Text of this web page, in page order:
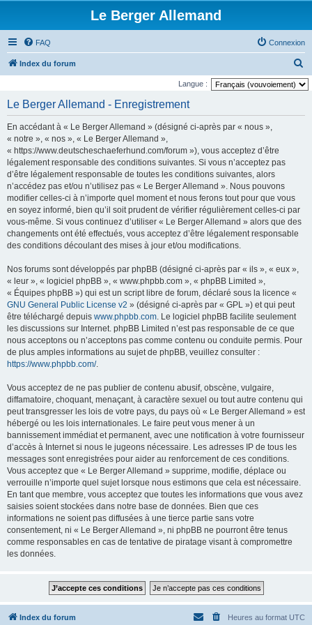
Le Berger Allemand
FAQ Connexion
Index du forum
e
Langue :
Le Berger Allemand - Enregistrement
En accédant à « Le Berger Allemand » (désigné ci-après par « nous »,
« notre », « nos », « Le Berger Allemand »,
« https://www.deutscheschaeferhund.com/forum »), vous acceptez d’être
légalement responsable des conditions suivantes. Si vous n’acceptez pas
d’être légalement responsable de toutes les conditions suivantes, alors
n’accédez pas et/ou n’utilisez pas « Le Berger Allemand ». Nous pouvons
modifier celles-ci à n’importe quel moment et nous ferons tout pour que vous
en soyez informé, bien qu’il soit prudent de vérifier régulièrement celles-ci par
vous-même. Si vous continuez d’utiliser « Le Berger Allemand » alors que des
changements ont été effectués, vous acceptez d’être légalement responsable
des conditions découlant des mises à jour et/ou modifications.
Nos forums sont développés par phpBB (désigné ci-après par « ils », « eux »,
« leur », « logiciel phpBB », « www.phpbb.com », « phpBB Limited »,
« Équipes phpBB ») qui est un script libre de forum, déclaré sous la licence «
GNU General Public License v2 » (désigné ci-après par « GPL ») et qui peut
être téléchargé depuis www.phpbb.com. Le logiciel phpBB facilite seulement
les discussions sur Internet. phpBB Limited n’est pas responsable de ce que
nous acceptons ou n’acceptons pas comme contenu ou conduite permis. Pour
de plus amples informations au sujet de phpBB, veuillez consulter :
https://www.phpbb.com/.
Vous acceptez de ne pas publier de contenu abusif, obscène, vulgaire,
diffamatoire, choquant, menaçant, à caractère sexuel ou tout autre contenu qui
peut transgresser les lois de votre pays, du pays où « Le Berger Allemand » est
hébergé ou les lois internationales. Le faire peut vous mener à un
bannissement immédiat et permanent, avec une notification à votre fournisseur
d’accès à Internet si nous le jugeons nécessaire. Les adresses IP de tous les
messages sont enregistrées pour aider au renforcement de ces conditions.
Vous acceptez que « Le Berger Allemand » supprime, modifie, déplace ou
verrouille n’importe quel sujet lorsque nous estimons que cela est nécessaire.
En tant que membre, vous acceptez que toutes les informations que vous avez
saisies soient stockées dans notre base de données. Bien que ces
informations ne soient pas diffusées à une tierce partie sans votre
consentement, ni « Le Berger Allemand », ni phpBB ne pourront être tenus
comme responsables en cas de tentative de piratage visant à compromettre
les données.
Index du forum Heures au format UTC